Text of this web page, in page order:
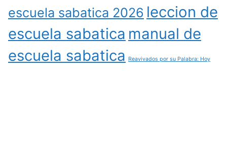
escuela sabatica 2026 leccion de
escuela sabatica manual de
escuela sabatica
Reavivados por su Palabra: Hoy